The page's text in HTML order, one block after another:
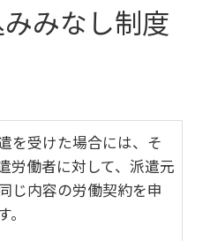
みなし制度
を受けた場合には、そ
労働者に対して、派遣元
じ内容の労働契約を申